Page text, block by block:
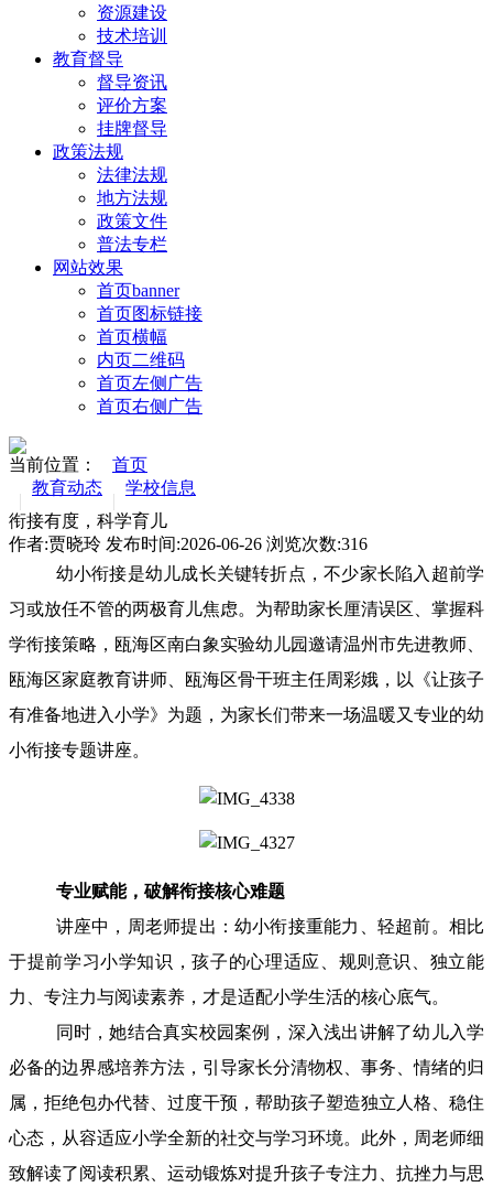
资源建设
技术培训
教育督导
督导资讯
评价方案
挂牌督导
政策法规
法律法规
地方法规
政策文件
普法专栏
网站效果
首页banner
首页图标链接
首页横幅
内页二维码
首页左侧广告
首页右侧广告
当前位置：
首页
教育动态
学校信息
衔接有度，科学育儿
作者:贾晓玲 发布时间:2026-06-26 浏览次数:316
幼小衔接是幼儿成长关键转折点，不少家长陷入超前学
习或放任不管的两极育儿焦虑。为帮助家长厘清误区、掌握科
学衔接策略，瓯海区南白象实验幼儿园邀请温州市先进教师、
瓯海区家庭教育讲师、瓯海区骨干班主任周彩娥，以《让孩子
有准备地进入小学》为题，为家长们带来一场温暖又专业的幼
小衔接专题讲座。
专业赋能，破解衔接核心难题
讲座中，周老师提出：幼小衔接重能力、轻超前。相比
于提前学习小学知识，孩子的心理适应、规则意识、独立能
力、专注力与阅读素养，才是适配小学生活的核心底气。
同时，她结合真实校园案例，深入浅出讲解了幼儿入学
必备的边界感培养方法，引导家长分清物权、事务、情绪的归
属，拒绝包办代替、过度干预，帮助孩子塑造独立人格、稳住
心态，从容适应小学全新的社交与学习环境。此外，周老师细
致解读了阅读积累、运动锻炼对提升孩子专注力、抗挫力与思